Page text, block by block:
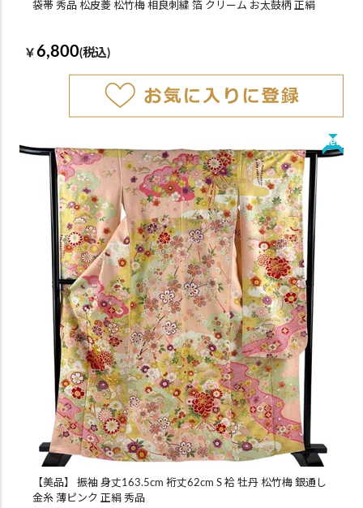
袋帯 秀品 松皮菱 松竹梅 相良刺繍 箔 クリーム お太鼓柄 正絹
￥ 6,800(税込)
New
【美品】 振袖 身丈163.5cm 裄丈62cm S 袷 牡丹 松竹梅 銀通し
金糸 薄ピンク 正絹 秀品